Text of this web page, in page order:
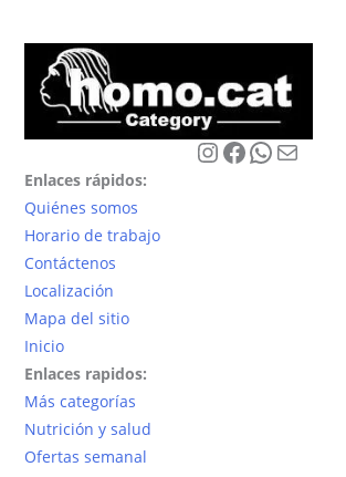
Instagram
Facebook
WhatsApp
Correo electrónico
Enlaces rápidos:
Quiénes somos
Horario de trabajo
Contáctenos
Localización
Mapa del sitio
Inicio
Enlaces rapidos:
Más categorías
Nutrición y salud
Ofertas semanal